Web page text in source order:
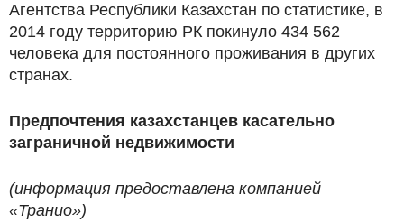
Агентства Республики Казахстан по статистике, в
2014 году территорию РК покинуло 434 562
человека для постоянного проживания в других
странах.
Предпочтения казахстанцев касательно
заграничной недвижимости
(информация предоставлена компанией
«Транио»)